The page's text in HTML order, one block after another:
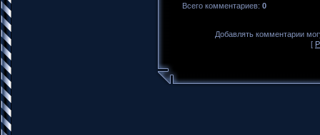
Всего комментариев: 0
Добавлять комментарии
[